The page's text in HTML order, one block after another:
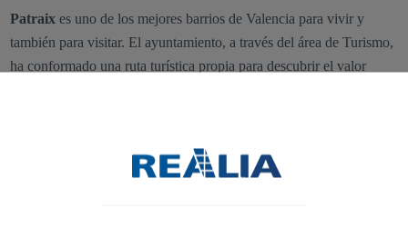
Patraix es uno de los mejores barrios de Valencia para vivir y
también para visitar. El ayuntamiento, a través del área de Turismo,
ha conformado una ruta turística propia para descubrir el valor
que puede satisfacer las necesidades de cualquier persona, vecino o